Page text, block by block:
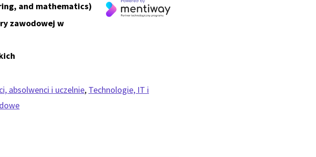
and mathematics)
zawodowej w
absolwenci i uczelnie, Technologie, IT i